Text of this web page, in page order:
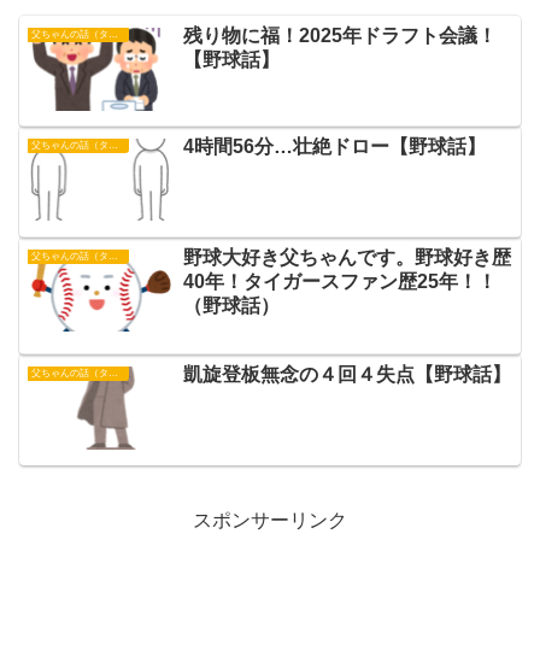
父ちゃんの話（タイガース）
残り物に福！2025年ドラフト会議！
【野球話】
父ちゃんの話（タイガース） 4時間56分…壮絶ドロー【野球話】
野球大好き父ちゃんです。野球好き歴
40年！タイガースファン歴25年！！
（野球話）
父ちゃんの話（タイガース） 凱旋登板無念の４回４失点【野球話】
スポンサーリンク